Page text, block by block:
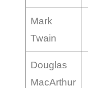
Mark
Twain
Douglas
MacArthur